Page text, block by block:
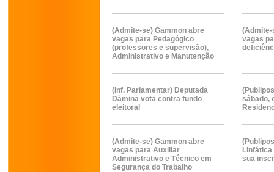
(Admite-se) Gammon abre
vagas para Pedagógico
(professores e supervisão),
Administrativo e Manutenção
(Admite-
vagas
(Inf. Parlamentar) Deputada
Dâmina vota contra fundo
eleitoral
sábado,
(Admite-se) Gammon abre
vagas para Auxiliar
Administrativo e Técnico em
Segurança do Trabalho
Linfática
sua